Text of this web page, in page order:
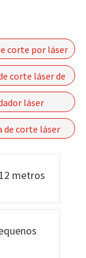
corte por láser
pechada
corte láser de
única serie
GF
láser
de corte láser
metros